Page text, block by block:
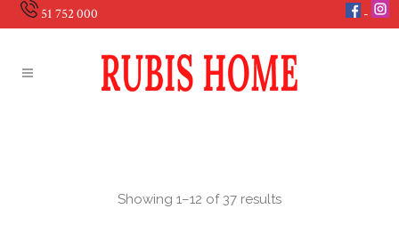
51 752 000
Showing 1–12 of 37 results